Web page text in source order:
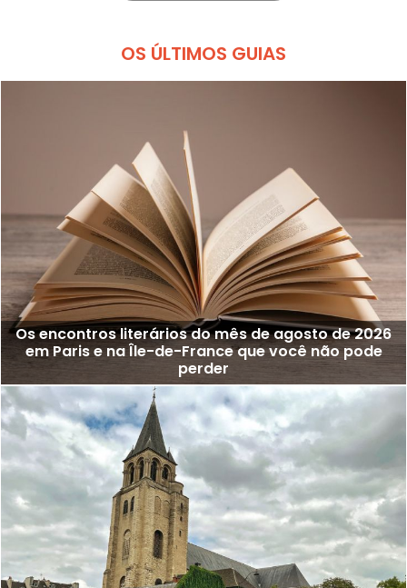
OS ÚLTIMOS GUIAS
Os encontros literários do mês de agosto de 2026
em Paris e na Île-de-France que você não pode
perder